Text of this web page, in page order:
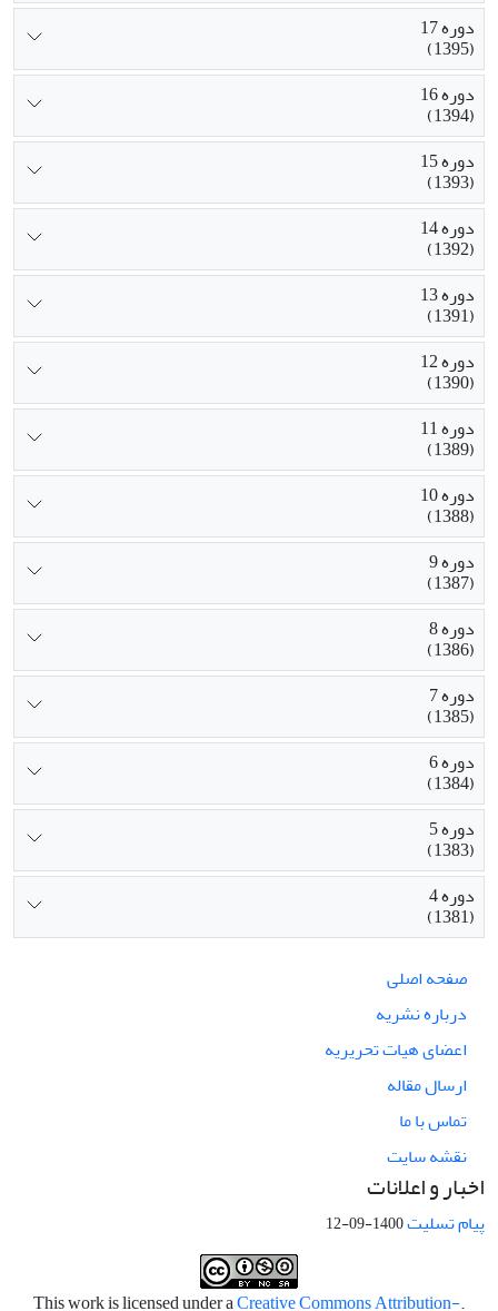
دوره 17
(1395)
دوره 16
(1394)
دوره 15
(1393)
دوره 14
(1392)
دوره 13
(1391)
دوره 12
(1390)
دوره 11
(1389)
دوره 10
(1388)
دوره 9
(1387)
دوره 8
(1386)
دوره 7
(1385)
دوره 6
(1384)
دوره 5
(1383)
دوره 4
(1381)
صفحه اصلی
درباره نشریه
اعضای هیات تحریریه
ارسال مقاله
تماس با ما
نقشه سایت
اخبار و اعلانات
پیام تسلیت1400-09-12
.This work is licensed under a
Creative Commons Attribution-